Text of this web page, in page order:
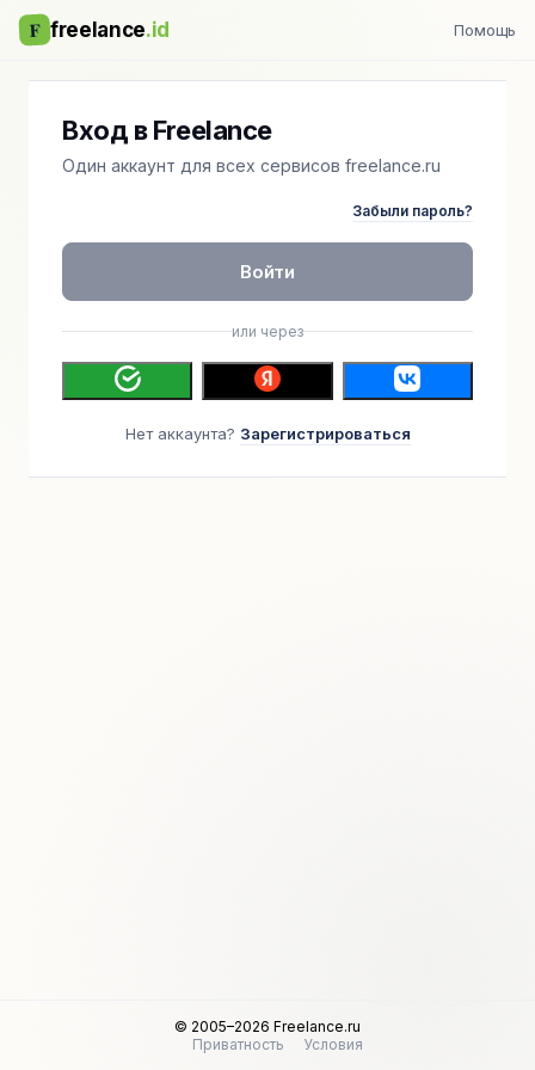
F freelance.id Помощь
Вход в Freelance
Один аккаунт для всех сервисов freelance.ru
Забыли пароль?
Войти
или через
Нет аккаунта? Зарегистрироваться
© 2005–2026 Freelance.ru
Приватность
Условия